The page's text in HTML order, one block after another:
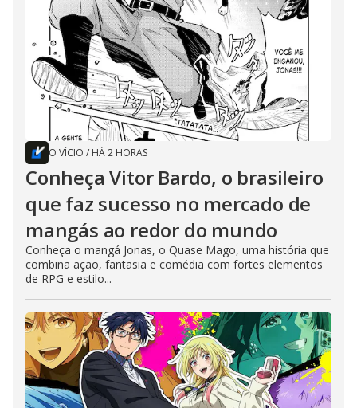
O VÍCIO / HÁ 2 HORAS
Conheça Vitor Bardo, o brasileiro
que faz sucesso no mercado de
mangás ao redor do mundo
Conheça o mangá Jonas, o Quase Mago, uma história que
combina ação, fantasia e comédia com fortes elementos
de RPG e estilo...